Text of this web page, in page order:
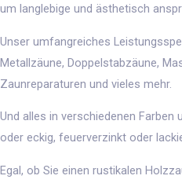
um langlebige und ästhetisch
Unser umfangreiches
Metallzäune, Doppelstabzäune,
Zaunreparaturen und vieles mehr.
Und alles in verschiedenen Farben
oder eckig, feuerverzinkt oder
Egal, ob Sie einen rustikalen